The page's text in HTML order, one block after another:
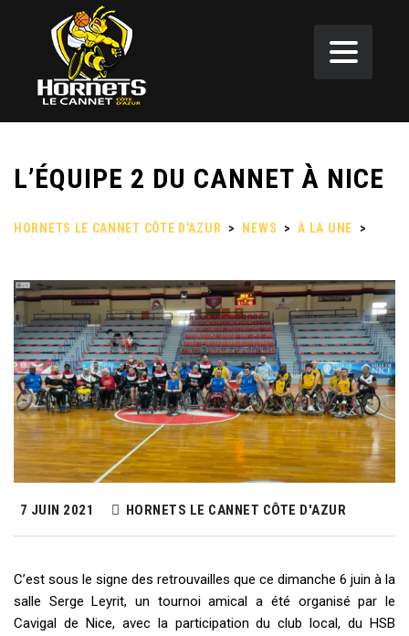
L’ÉQUIPE 2 DU CANNET À NICE
HORNETS LE CANNET CÔTE D'AZUR > NEWS > À LA UNE
>
7 JUIN 2021 HORNETS LE CANNET CÔTE D'AZUR
C’est sous le signe des retrouvailles que ce dimanche 6 juin à la
salle Serge Leyrit, un tournoi amical a été organisé par le
Cavigal de Nice, avec la participation du club local, du HSB